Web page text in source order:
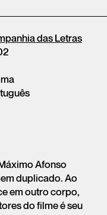
das Letras
Afonso
duplicado. Ao
em outro corpo,
do filme é seu